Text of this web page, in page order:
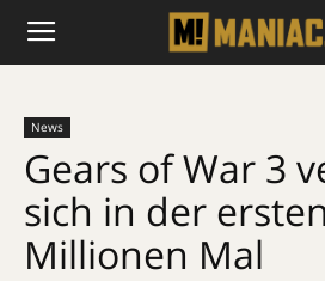
News
Gears of War 3
sich in der
Millionen Mal